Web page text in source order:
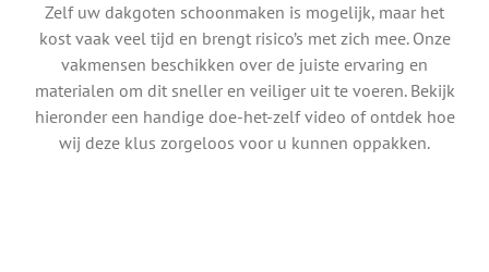
Zelf uw dakgoten schoonmaken is mogelijk, maar het
kost vaak veel tijd en brengt risico’s met zich mee. Onze
vakmensen beschikken over de juiste ervaring en
materialen om dit sneller en veiliger uit te voeren. Bekijk
hieronder een handige doe-het-zelf video of ontdek hoe
wij deze klus zorgeloos voor u kunnen oppakken.